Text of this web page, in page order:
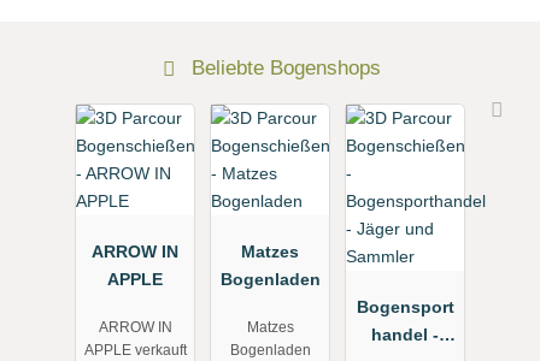
Beliebte Bogenshops
ARROW IN
APPLE
ARROW IN
APPLE verkauft
Matzes
Bogenladen
Matzes
Bogenladen
Bogensport
handel -